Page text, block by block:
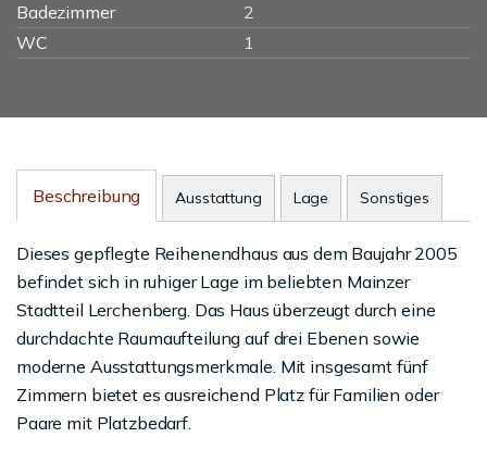
Badezimmer
2
WC
1
Beschreibung Ausstattung Lage Sonstiges
Dieses gepflegte Reihenendhaus aus dem Baujahr 2005
befindet sich in ruhiger Lage im beliebten Mainzer
Stadtteil Lerchenberg. Das Haus überzeugt durch eine
durchdachte Raumaufteilung auf drei Ebenen sowie
moderne Ausstattungsmerkmale. Mit insgesamt fünf
Zimmern bietet es ausreichend Platz für Familien oder
Paare mit Platzbedarf.